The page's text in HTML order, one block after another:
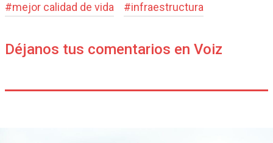
#mejor calidad de vida #infraestructura
Déjanos tus comentarios en Voiz